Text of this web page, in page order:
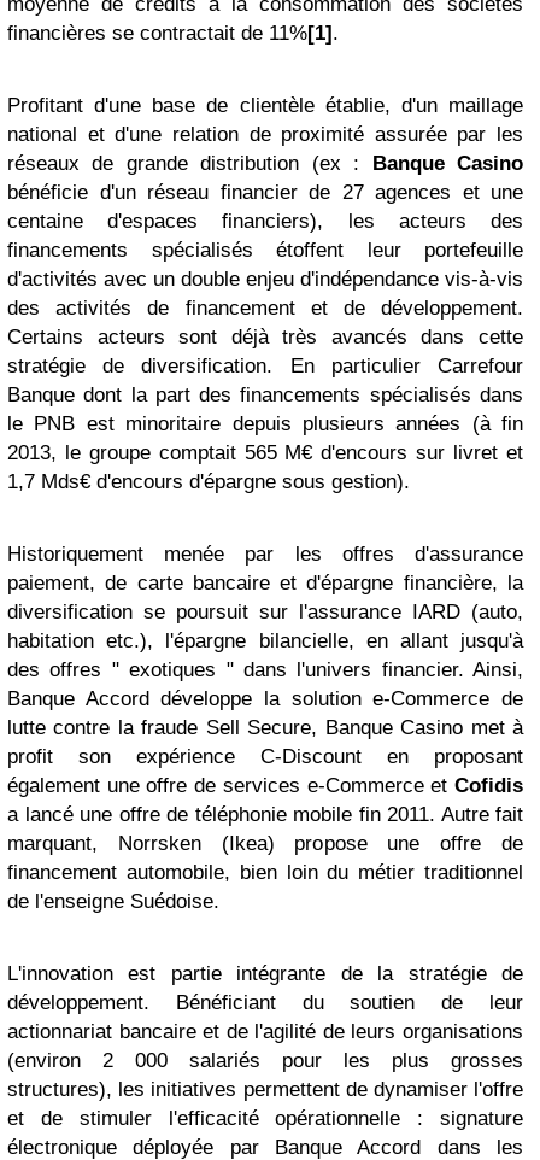
financières se contractait de 11%[1].
Profitant d'une base de clientèle établie, d'un maillage
national et d'une relation de proximité assurée par les
réseaux de grande distribution (ex : Banque Casino
bénéficie d'un réseau financier de 27 agences et une
centaine d'espaces financiers), les acteurs des
financements spécialisés étoffent leur portefeuille
d'activités avec un double enjeu d'indépendance vis-à-vis
des activités de financement et de développement.
Certains acteurs sont déjà très avancés dans cette
stratégie de diversification. En particulier Carrefour
Banque dont la part des financements spécialisés dans
le PNB est minoritaire depuis plusieurs années (à fin
2013, le groupe comptait 565 M€ d'encours sur livret et
1,7 Mds€ d'encours d'épargne sous gestion).
Historiquement menée par les offres d'assurance
paiement, de carte bancaire et d'épargne financière, la
diversification se poursuit sur l'assurance IARD (auto,
habitation etc.), l'épargne bilancielle, en allant jusqu'à
des offres " exotiques " dans l'univers financier. Ainsi,
Banque Accord développe la solution e-Commerce de
lutte contre la fraude Sell Secure, Banque Casino met à
profit son expérience C-Discount en proposant
également une offre de services e-Commerce et Cofidis
a lancé une offre de téléphonie mobile fin 2011. Autre fait
marquant, Norrsken (Ikea) propose une offre de
financement automobile, bien loin du métier traditionnel
de l'enseigne Suédoise.
L'innovation est partie intégrante de la stratégie de
développement. Bénéficiant du soutien de leur
actionnariat bancaire et de l'agilité de leurs organisations
(environ 2 000 salariés pour les plus grosses
structures), les initiatives permettent de dynamiser l'offre
et de stimuler l'efficacité opérationnelle : signature
électronique déployée par Banque Accord dans les